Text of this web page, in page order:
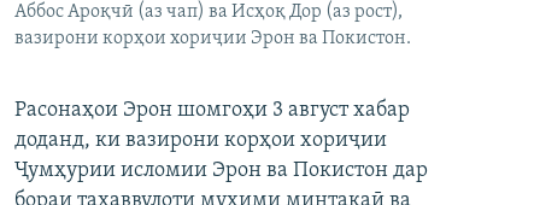
Аббос Ароқчӣ (аз чап) ва Исҳоқ Дор (аз рост),
вазирони корҳои хориҷии Эрон ва Покистон.
Расонаҳои Эрон шомгоҳи 3 август хабар
доданд, ки вазирони корҳои хориҷии
Ҷумҳурии исломии Эрон ва Покистон дар